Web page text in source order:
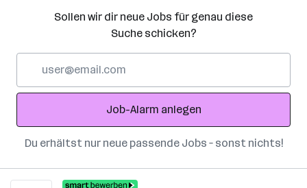
Sollen wir dir neue Jobs für genau diese
Suche schicken?
Adresse
Job-Alarm anlegen
Du erhältst nur neue passende Jobs – sonst nichts!